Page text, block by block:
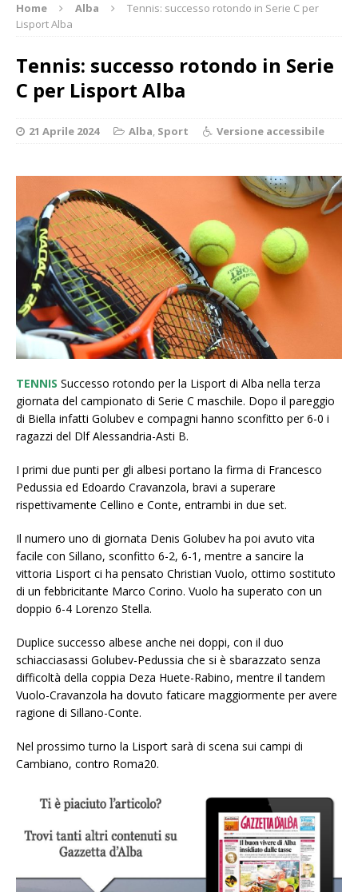
Home Alba
Tennis: successo rotondo in Serie C per
Lisport Alba
Tennis: successo rotondo in Serie
C per Lisport Alba
21 Aprile 2024 Alba, Sport Versione accessibile
TENNIS Successo rotondo per la Lisport di Alba nella terza
giornata del campionato di Serie C maschile. Dopo il pareggio
di Biella infatti Golubev e compagni hanno sconfitto per 6-0 i
ragazzi del Dlf Alessandria-Asti B.
I primi due punti per gli albesi portano la firma di Francesco
Pedussia ed Edoardo Cravanzola, bravi a superare
rispettivamente Cellino e Conte, entrambi in due set.
Il numero uno di giornata Denis Golubev ha poi avuto vita
facile con Sillano, sconfitto 6-2, 6-1, mentre a sancire la
vittoria Lisport ci ha pensato Christian Vuolo, ottimo sostituto
di un febbricitante Marco Corino. Vuolo ha superato con un
doppio 6-4 Lorenzo Stella.
Duplice successo albese anche nei doppi, con il duo
schiacciasassi Golubev-Pedussia che si è sbarazzato senza
difficoltà della coppia Deza Huete-Rabino, mentre il tandem
Vuolo-Cravanzola ha dovuto faticare maggiormente per avere
ragione di Sillano-Conte.
Nel prossimo turno la Lisport sarà di scena sui campi di
Cambiano, contro Roma20.